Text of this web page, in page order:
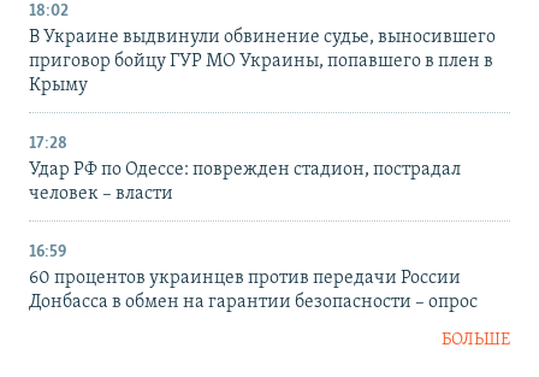
18:02
В Украине выдвинули обвинение судье, выносившего
приговор бойцу ГУР МО Украины, попавшего в плен в
Крыму
17:28
Удар РФ по Одессе: поврежден стадион, пострадал
человек – власти
16:59
60 процентов украинцев против передачи России
Донбасса в обмен на гарантии безопасности – опрос
БОЛЬШЕ